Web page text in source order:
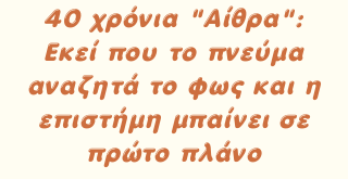
40 χρόνια "Αίθρα":
Εκεί που το πνεύμα
αναζητά το φως και η
επιστήμη μπαίνει σε
πρώτο πλάνο